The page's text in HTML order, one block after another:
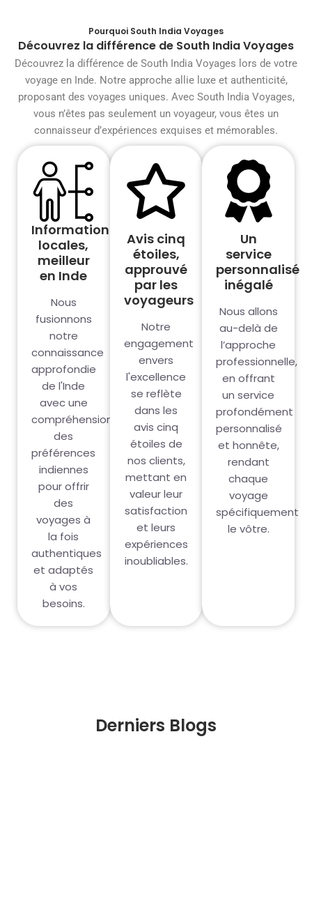
Pourquoi South India Voyages
Découvrez la différence de South India Voyages
Découvrez la différence de South India Voyages lors de votre
voyage en Inde. Notre approche allie luxe et authenticité,
proposant des voyages uniques. Avec South India Voyages,
vous n’êtes pas seulement un voyageur, vous êtes un
connaisseur d’expériences exquises et mémorables.
Informations
locales,
meilleur
en Inde
Nous
fusionnons
notre
connaissance
approfondie
de l'Inde
avec une
compréhension
des
préférences
indiennes
pour offrir
des
voyages à
la fois
authentiques
et adaptés
à vos
besoins.
Avis cinq
étoiles,
approuvé
par les
voyageurs
Notre
engagement
envers
l'excellence
se reflète
dans les
avis cinq
étoiles de
nos clients,
mettant en
valeur leur
satisfaction
et leurs
expériences
inoubliables.
Un
service
personnalisé
inégalé
Nous allons
au-delà de
l’approche
professionnelle,
en offrant
un service
profondément
personnalisé
et honnête,
rendant
chaque
voyage
spécifiquement
le vôtre.
Derniers Blogs